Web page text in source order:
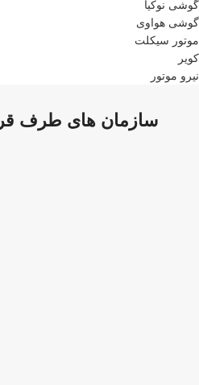
گوشی نوکیا
گوشی هواوی
موتور سیکلت
کویر
نیرو موتور
سازمان های طرف